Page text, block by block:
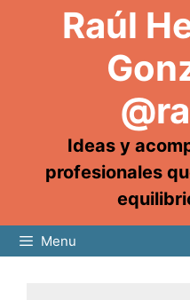
Raúl
Ideas y
profesionales
Menu